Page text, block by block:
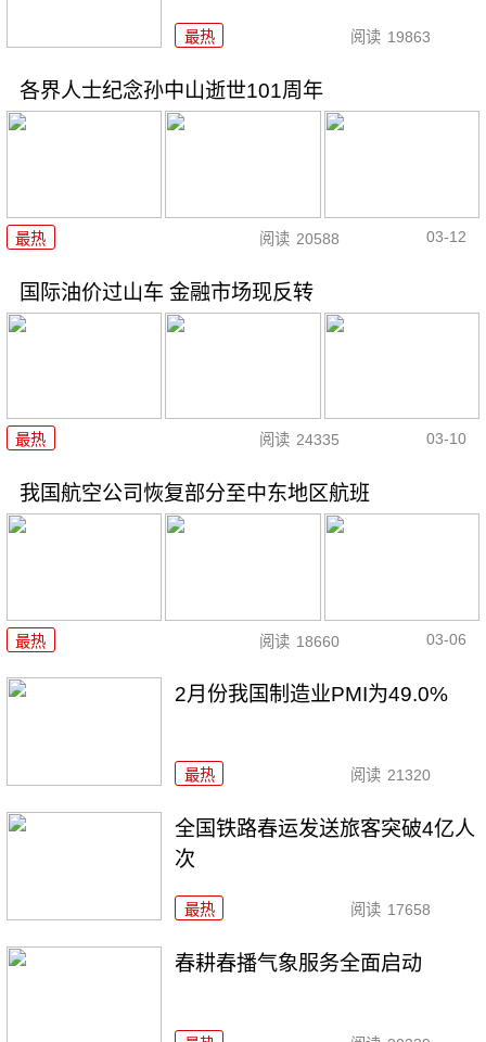
最热 阅读 19863
各界人士纪念孙中山逝世101周年
最热 阅读 20588 03-12
国际油价过山车 金融市场现反转
最热 阅读 24335 03-10
我国航空公司恢复部分至中东地区航班
最热 阅读 18660 03-06
2月份我国制造业PMI为49.0%
最热 阅读 21320
全国铁路春运发送旅客突破4亿人
次
最热 阅读 17658
春耕春播气象服务全面启动